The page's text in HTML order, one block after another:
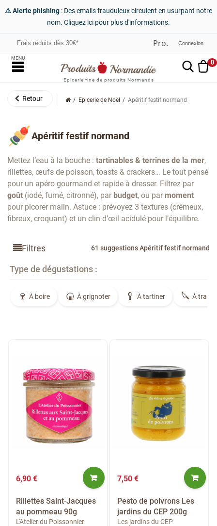
⚠️ Alerte phishing : Des emails frauduleux circulent en usurpant notre
nom. Cliquez ici pour plus d'informations.
Frais réduits dès 30€* Connexion
Epicerie fine de produits Normands
0
MENU
Epicerie de Noël Apéritif festif normand
Apéritif festif normand
Mettez l’eau à la bouche : tartinables & terrines de la mer,
rillettes, œufs de poisson, toasts & crackers… Le tout pensé
pour un apéro gourmand et rapide à dresser. Filtrez par
goût (iodé, fumé, citronné), par budget, ou par moment
pour picorer malin. Astuce : prévoyez 3 textures (crémeux,
fibreux, croquant) et un clin d’œil acidulé pour l’équilibre.
Filtres 61 suggestions Apéritif festif normand
Type de dégustations :
À boire À grignoter À tartiner À
6,90 €
Rillettes Saint-Jacques
au pommeau 90g
L'Atelier du Poissonnier
7,50 €
Pesto de poivrons Les
jardins du CEP 200g
Les jardins du CEP